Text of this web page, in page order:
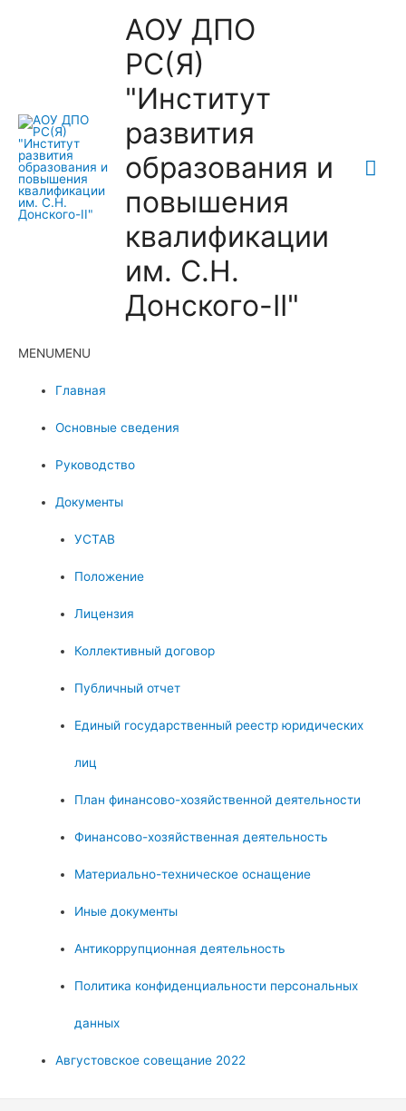
АОУ ДПО
РС(Я)
"Институт
развития
образования и
повышения
квалификации
им. С.Н.
Донского-II"
MENUMENU
Главная
Основные сведения
Руководство
Документы
УСТАВ
Положение
Лицензия
Коллективный договор
Публичный отчет
Единый государственный реестр юридических
лиц
План финансово-хозяйственной деятельности
Финансово-хозяйственная деятельность
Материально-техническое оснащение
Иные документы
Антикоррупционная деятельность
Политика конфиденциальности персональных
данных
Августовское совещание 2022